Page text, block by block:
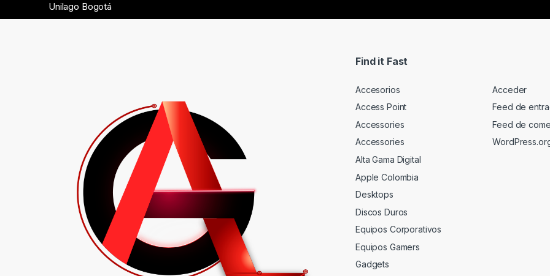
Unilago Bogotá
Find it Fast
Accesorios
Access Point
Accessories
Accessories
Alta Gama Digital
Apple Colombia
Desktops
Discos Duros
Equipos Corporativos
Equipos Gamers
Gadgets
Acceder
Feed de
Feed de